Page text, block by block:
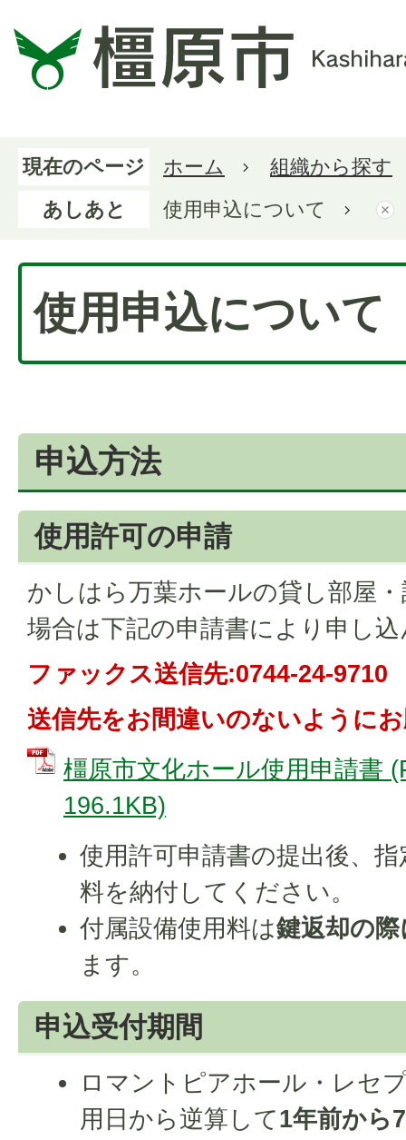
現在のページ ホーム
組織から探す
あしあと
使用申込について
使用申込について
申込方法
使用許可の申請
かしはら万葉ホールの貸し部屋
場合は下記の申請書により申し
ファックス送信先:0744-24-9710
送信先をお間違いのないように
橿原市文化ホール使用申請書
196.1KB)
使用許可申請書の提出後、
料を納付してください。
付属設備使用料は鍵返却の
ます。
申込受付期間
ロマントピアホール・レセ
用日から逆算して1年前から